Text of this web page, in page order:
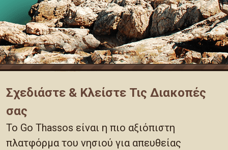
Σχεδιάστε & Κλείστε Τις Διακοπές
σας
Το Go Thassos είναι η πιο αξιόπιστη
πλατφόρμα του νησιού για απευθείας